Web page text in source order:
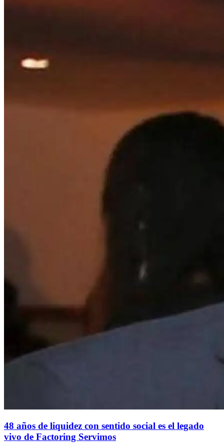
48 años de liquidez con sentido social es el legado
vivo de Factoring Servimos